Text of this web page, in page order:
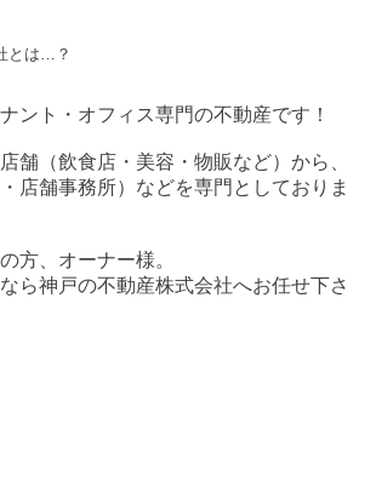
とは…？
ント・オフィス専門の不動産です！
舗（飲食店・美容・物販など）から、
店舗事務所）などを専門としておりま
方、オーナー様。
ら神戸の不動産株式会社へお任せ下さ